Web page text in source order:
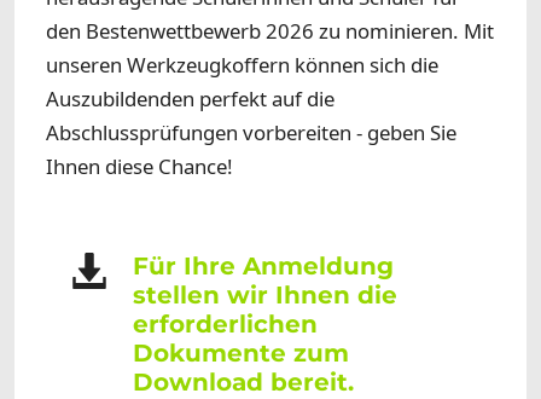
den Bestenwettbewerb 2026 zu nominieren. Mit
unseren Werkzeugkoffern können sich die
Auszubildenden perfekt auf die
Abschlussprüfungen vorbereiten - geben Sie
Ihnen diese Chance!
Für Ihre Anmeldung
stellen wir Ihnen die
erforderlichen
Dokumente zum
Download bereit.